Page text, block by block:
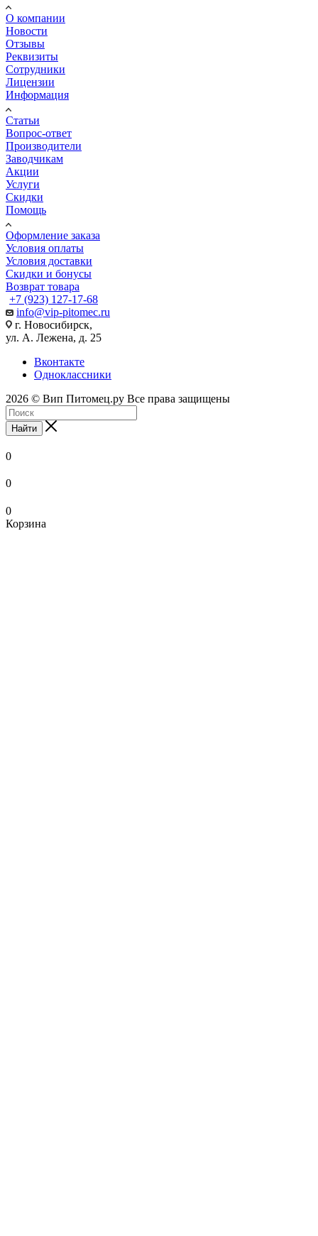
О компании
Новости
Отзывы
Реквизиты
Сотрудники
Лицензии
Информация
Статьи
Вопрос-ответ
Производители
Заводчикам
Акции
Услуги
Скидки
Помощь
Оформление заказа
Условия оплаты
Условия доставки
Скидки и бонусы
Возврат товара
+7 (923) 127-17-68
info@vip-pitomec.ru
г. Новосибирск,
ул. А. Лежена, д. 25
Вконтакте
Одноклассники
2026 © Вип Питомец.ру Все права защищены
Найти
0
0
0
Корзина